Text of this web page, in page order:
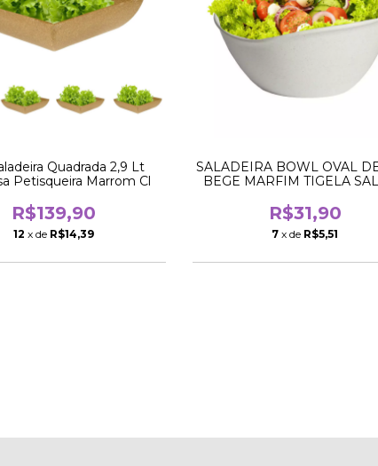
Quadrada 2,9 Lt
Petisqueira Marrom Cl
R$139,90
12 x de R$14,39
SALADEIRA BOWL OVAL
BEGE MARFIM TIGELA
R$31,90
7 x de R$5,51